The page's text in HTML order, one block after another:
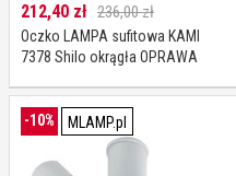
212,40 zł 236,00 zł
Oczko LAMPA sufitowa KAMI
7378 Shilo okrągła OPRAWA
biały
-10% MLAMP.pl